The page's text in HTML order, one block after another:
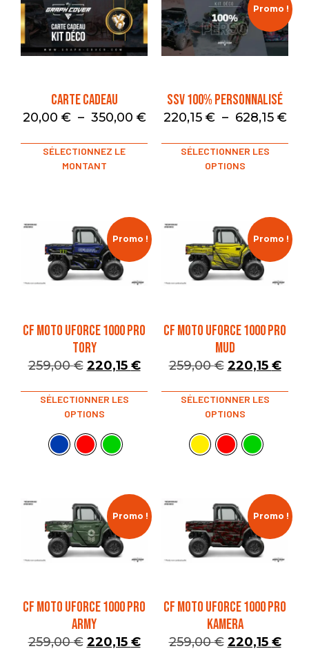
Carte Cadeau
20,00 € – 350,00 €
SÉLECTIONNEZ LE
MONTANT
Promo !
SSV 100% Personnalisé
220,15 € – 628,15 €
SÉLECTIONNER LES
OPTIONS
Promo !
CF MOTO UFORCE 1000 PRO
TORY
259,00€ 220,15 €
SÉLECTIONNER LES
OPTIONS
Promo !
CF MOTO UFORCE 1000 PRO
MUD
259,00€ 220,15 €
SÉLECTIONNER LES
OPTIONS
Promo !
CF MOTO UFORCE 1000 PRO
ARMY
259,00€ 220,15 €
Promo !
CF MOTO UFORCE 1000 PRO
KAMERA
259,00€ 220,15 €